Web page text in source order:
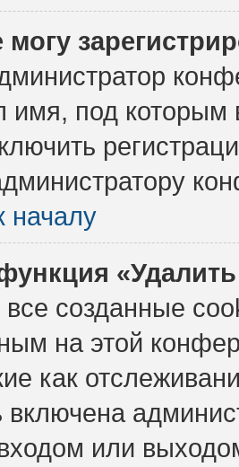
имя, под которым
началу
созданные
на этой
как
включена
или